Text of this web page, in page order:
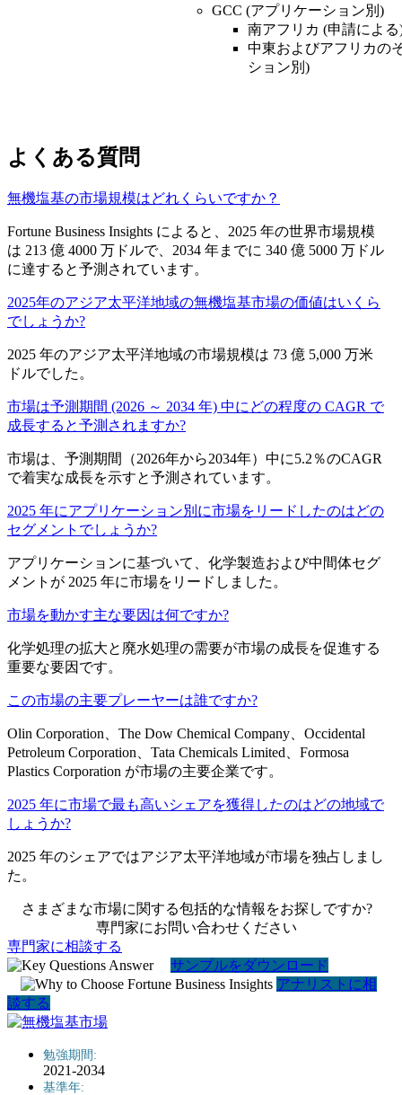
GCC (アプリケーション別)
南アフリカ (申請による
中東およびアフリカの
ション別)
よくある質問
無機塩基の市場規模はどれくらいですか？
Fortune Business Insights によると、2025 年の世界市場規模
は 213 億 4000 万ドルで、2034 年までに 340 億 5000 万ドル
に達すると予測されています。
2025年のアジア太平洋地域の無機塩基市場の価値はいくら
でしょうか?
2025 年のアジア太平洋地域の市場規模は 73 億 5,000 万米
ドルでした。
市場は予測期間 (2026 ～ 2034 年) 中にどの程度の CAGR で
成長すると予測されますか?
市場は、予測期間（2026年から2034年）中に5.2％のCAGR
で着実な成長を示すと予測されています。
2025 年にアプリケーション別に市場をリードしたのはどの
セグメントでしょうか?
アプリケーションに基づいて、化学製造および中間体セグ
メントが 2025 年に市場をリードしました。
市場を動かす主な要因は何ですか?
化学処理の拡大と廃水処理の需要が市場の成長を促進する
重要な要因です。
この市場の主要プレーヤーは誰ですか?
Olin Corporation、The Dow Chemical Company、Occidental
Petroleum Corporation、Tata Chemicals Limited、Formosa
Plastics Corporation が市場の主要企業です。
2025 年に市場で最も高いシェアを獲得したのはどの地域で
しょうか?
2025 年のシェアではアジア太平洋地域が市場を独占しまし
た。
さまざまな市場に関する包括的な情報をお探しですか?
専門家にお問い合わせください
専門家に相談する
サンプルをダウンロード
アナリストに相
談する
勉強期間:
2021-2034
基準年: